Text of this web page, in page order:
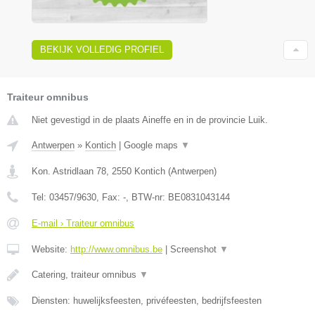
BEKIJK VOLLEDIG PROFIEL
Traiteur omnibus
Niet gevestigd in de plaats Aineffe en in de provincie Luik.
Antwerpen » Kontich Google maps ▼
Kon. Astridlaan 78, 2550 Kontich (Antwerpen)
Tel: 03457/9630, Fax: -, BTW-nr: BE0831043144
E-mail › Traiteur omnibus
Website: http://www.omnibus.be Screenshot ▼
Catering, traiteur omnibus ▼
Diensten: huwelijksfeesten, privéfeesten, bedrijfsfeesten